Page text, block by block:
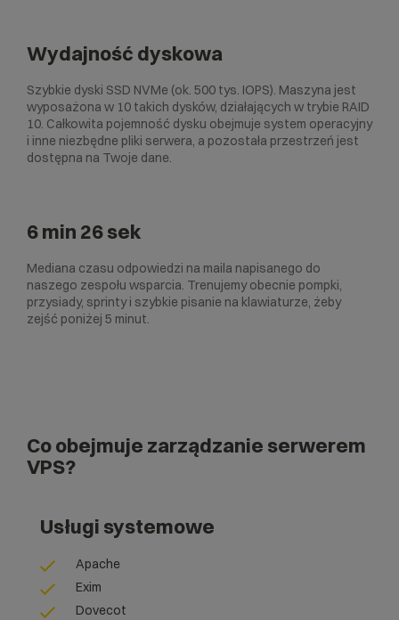
Wydajność dyskowa
Szybkie dyski SSD NVMe (ok. 500 tys. IOPS). Maszyna jest
wyposażona w 10 takich dysków, działających w trybie RAID
10. Całkowita pojemność dysku obejmuje system operacyjny
i inne niezbędne pliki serwera, a pozostała przestrzeń jest
dostępna na Twoje dane.
6 min 26 sek
Mediana czasu odpowiedzi na maila napisanego do
naszego zespołu wsparcia. Trenujemy obecnie pompki,
przysiady, sprinty i szybkie pisanie na klawiaturze, żeby
zejść poniżej 5 minut.
Co obejmuje zarządzanie serwerem
VPS?
Usługi systemowe
Apache
Exim
Dovecot